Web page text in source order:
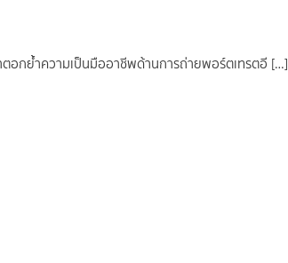
ตอกย้ำความเป็นมืออาชีพด้านการถ่ายพอร์ตเทรตอี […]